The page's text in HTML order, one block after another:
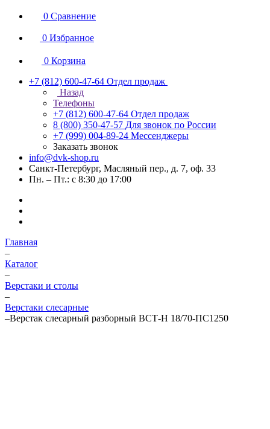
0 Сравнение
0 Избранное
0 Корзина
+7 (812) 600-47-64 Отдел продаж
Назад
Телефоны
+7 (812) 600-47-64 Отдел продаж
8 (800) 350-47-57 Для звонок по России
+7 (999) 004-89-24 Мессенджеры
Заказать звонок
info@dvk-shop.ru
Санкт-Петербург, Масляный пер., д. 7, оф. 33
Пн. – Пт.: с 8:30 до 17:00
Главная
–
Каталог
–
Верстаки и столы
–
Верстаки слесарные
–Верстак слесарный разборный ВСТ-Н 18/70-ПС1250